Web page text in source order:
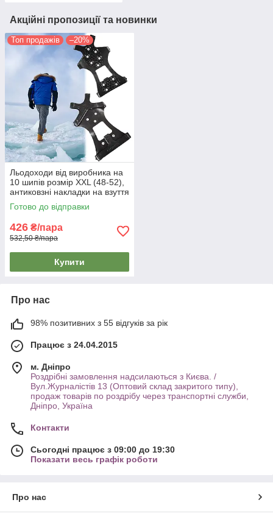
Акційні пропозиції та новинки
Топ продажів –20%
Льодоходи від виробника на
10 шипів розмір XXL (48-52),
антиковзні накладки на взуття
| ледоступы на обувь
Готово до відправки
426 ₴/пара
532,50 ₴/пара
Купити
Про нас
98% позитивних з 55 відгуків за рік
Працює з 24.04.2015
м. Дніпро
Роздрібні замовлення надсилаються з Києва. /
Вул.Журналістів 13 (Оптовий склад закритого типу),
продаж товарів по роздрібу через транспортні служби,
Дніпро, Україна
Контакти
Сьогодні працює з 09:00 до 19:30
Показати весь графік роботи
Про нас